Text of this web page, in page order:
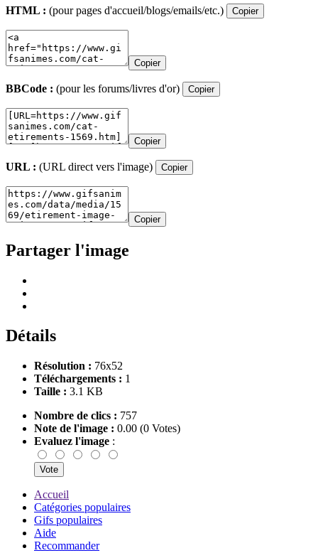
HTML : (pour pages d'accueil/blogs/emails/etc.) Copier
Copier
BBCode : (pour les forums/livres d'or) Copier
Copier
URL : (URL direct vers l'image) Copier
Copier
Partager l'image
Détails
Résolution : 76x52
Téléchargements : 1
Taille : 3.1 KB
Nombre de clics : 757
Note de l'image : 0.00 (0 Votes)
Evaluez l'image :
Accueil
Catégories populaires
Gifs populaires
Aide
Recommander